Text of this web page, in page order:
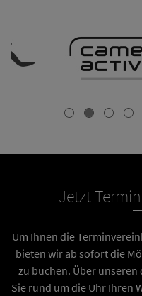
Jetzt
Um Ihnen die
bieten wir ab sofort die
zu buchen. Über
Sie rund um die Uhr Ihren